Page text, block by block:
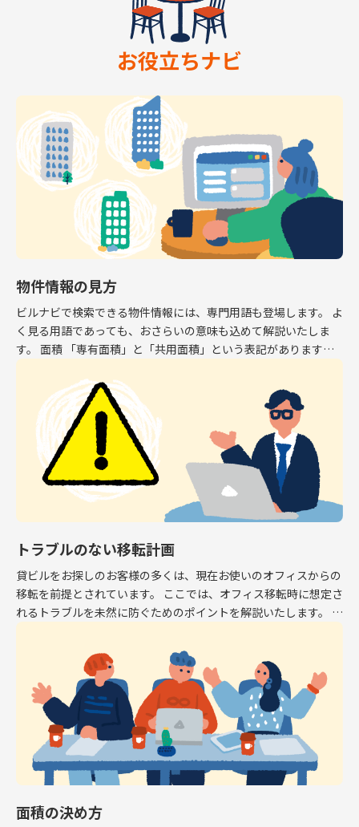
お役立ちナビ
物件情報の見方
ビルナビで検索できる物件情報には、専門用語も登場します。 よ
く見る用語であっても、おさらいの意味も込めて解説いたしま
す。 面積 「専有面積」と「共用面積」という表記があります。
専有面積はオフィスとして利用できるスペース […]
トラブルのない移転計画
貸ビルをお探しのお客様の多くは、現在お使いのオフィスからの
移転を前提とされています。 ここでは、オフィス移転時に想定さ
れるトラブルを未然に防ぐためのポイントを解説いたします。 解
約予告 現在お使いのオフィスから移転する場 […]
面積の決め方